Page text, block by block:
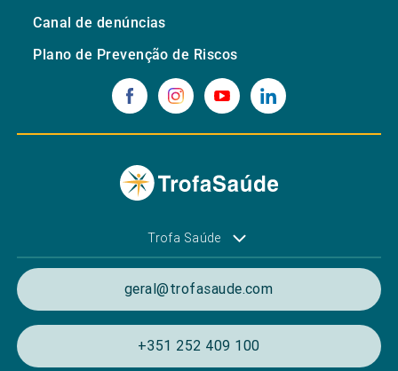
Canal de denúncias
Plano de Prevenção de Riscos
Trofa Saúde
geral@trofasaude.com
+351 252 409 100